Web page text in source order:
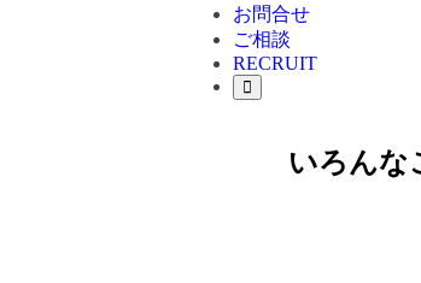
お問合せ
ご相談
RECRUIT
いろんな